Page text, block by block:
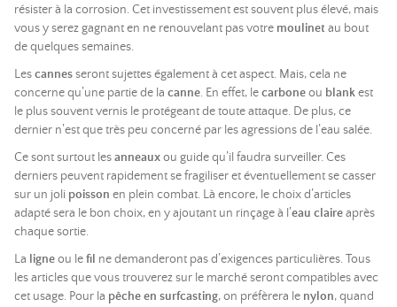
résister à la corrosion. Cet investissement est souvent plus élevé, mais
vous y serez gagnant en ne renouvelant pas votre moulinetau bout
de quelques semaines.
Lescannesseront sujettes également à cet aspect. Mais, cela ne
concerne qu’une partie de la canne. En effet, lecarboneou blankest
le plus souvent vernis le protégeant de toute attaque. De plus, ce
dernier n’est que très peu concerné par les agressions de l’eau salée.
Ce sont surtout lesanneauxou guide qu’il faudra surveiller. Ces
derniers peuvent rapidement se fragiliser et éventuellement se casser
sur un joli poisson en plein combat. Là encore, le choix d’articles
adapté sera le bon choix, en y ajoutant un rinçage à l’eau claireaprès
chaque sortie.
La ligneou lefil ne demanderont pas d’exigences particulières. Tous
les articles que vous trouverez sur le marché seront compatibles avec
cet usage. Pour la pêche en surfcasting, on préfèrera le nylon, quand